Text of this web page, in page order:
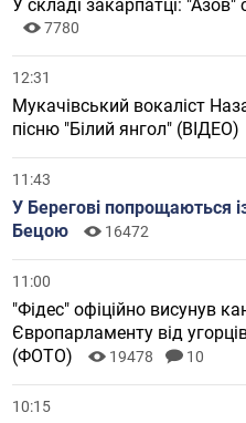
У складі закарпатці: "Азов"
7780
12:31
Мукачівський вокаліст
пісню "Білий янгол" (ВІДЕО)
11:43
У Берегові попрощаються
Бецою
16472
11:00
"Фідес" офіційно висунув
Європарламенту від
(ФОТО)
19478 10
10:15